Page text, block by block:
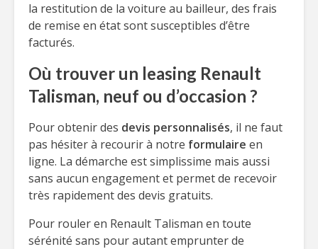
la restitution de la voiture au bailleur, des frais
de remise en état sont susceptibles d’être
facturés.
Où trouver un leasing Renault
Talisman, neuf ou d’occasion ?
Pour obtenir des devis personnalisés, il ne faut
pas hésiter à recourir à notre formulaire en
ligne. La démarche est simplissime mais aussi
sans aucun engagement et permet de recevoir
très rapidement des devis gratuits.
Pour rouler en Renault Talisman en toute
sérénité sans pour autant emprunter de